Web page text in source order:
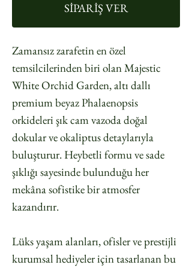
SİPARİŞ VER
Zamansız zarafetin en özel
temsilcilerinden biri olan Majestic
White Orchid Garden, altı dallı
premium beyaz Phalaenopsis
orkideleri şık cam vazoda doğal
dokular ve okaliptus detaylarıyla
buluşturur. Heybetli formu ve sade
şıklığı sayesinde bulunduğu her
mekâna sofistike bir atmosfer
kazandırır.
Lüks yaşam alanları, ofisler ve prestijli
kurumsal hediyeler için tasarlanan bu